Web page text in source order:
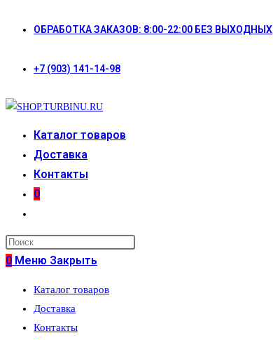
ОБРАБОТКА ЗАКАЗОВ: 8:00-22:00 БЕЗ ВЫХОДНЫХ
+7 (903) 141-14-98
Каталог товаров
Доставка
Контакты
0
поиск
по
сайту
0 Меню Закрыть
Каталог товаров
Доставка
Контакты